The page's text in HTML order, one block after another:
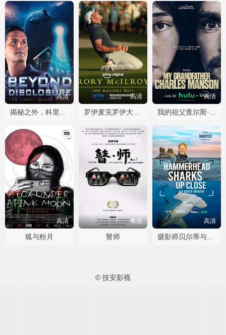
高清
揭秘之外，科里古德档案
高清
罗伊麦克罗伊大满贯最后一关
高清
我的祖父查尔斯·曼森
高清
狐与粉月
粤语
瞽师
高清
摄影师贝尔蒂与双髻鲨零距离
© 技安影视